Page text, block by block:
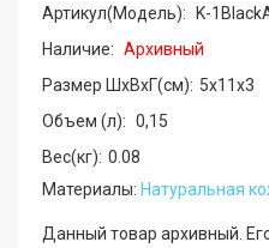
Артикул(Модель):
K-
Наличие: Архивный
Размер ШхВхГ(см): 5x11x3
Объем (л): 0,15
Вес(кг): 0.08
Материалы: Натуральная
Данный товар архивный.